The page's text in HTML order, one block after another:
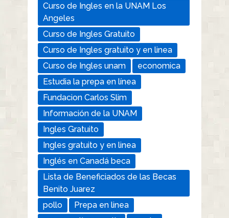
Curso de Ingles en la UNAM Los
Angeles
Curso de Ingles Gratuito
Curso de Ingles gratuito y en linea
Curso de Ingles unam
economica
Estudia la prepa en línea
Fundacion Carlos Slim
Información de la UNAM
Ingles Gratuito
Ingles gratuito y en linea
Inglés en Canadá beca
Lista de Beneficiados de las Becas
Benito Juarez
pollo
Prepa en linea